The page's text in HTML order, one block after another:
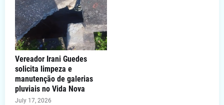
Vereador Irani Guedes
solicita limpeza e
manutenção de galerias
pluviais no Vida Nova
July 17, 2026